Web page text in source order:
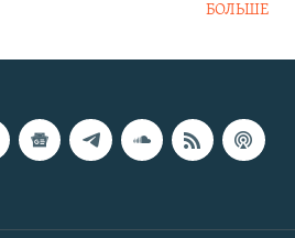
БОЛЬШЕ